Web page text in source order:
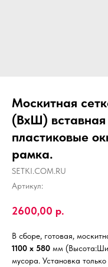
Москитная
(ВхШ) вставная
пластиковые
рамка.
SETKI.COM.RU
Артикул:
2600,00 р.
В сборе, готовая,
1100 х 580 мм
мусора. Установка